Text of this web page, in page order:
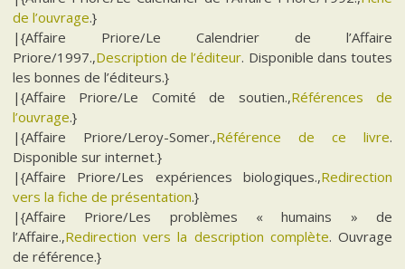
de l’ouvrage.}
|{Affaire Priore/Le Calendrier de l’Affaire
Priore/1997.,Description de l’éditeur. Disponible dans toutes
les bonnes de l’éditeurs.}
|{Affaire Priore/Le Comité de soutien.,Références de
l’ouvrage.}
|{Affaire Priore/Leroy-Somer.,Référence de ce livre.
Disponible sur internet.}
|{Affaire Priore/Les expériences biologiques.,Redirection
vers la fiche de présentation.}
|{Affaire Priore/Les problèmes « humains » de
l’Affaire.,Redirection vers la description complète. Ouvrage
de référence.}